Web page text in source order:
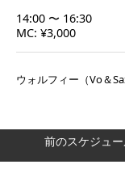
14:00 〜 16:30
MC: ¥3,000
ウォルフィー（Vo＆
前のスケジュ